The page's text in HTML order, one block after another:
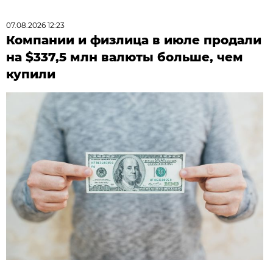
07.08.2026 12:23
Компании и физлица в июле продали
на $337,5 млн валюты больше, чем
купили